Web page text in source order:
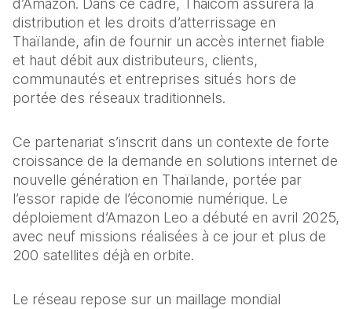
d’Amazon. Dans ce cadre, Thaicom assurera la
distribution et les droits d’atterrissage en
Thaïlande, afin de fournir un accès internet fiable
et haut débit aux distributeurs, clients,
communautés et entreprises situés hors de
portée des réseaux traditionnels.
Ce partenariat s’inscrit dans un contexte de forte
croissance de la demande en solutions internet de
nouvelle génération en Thaïlande, portée par
l’essor rapide de l’économie numérique. Le
déploiement d’Amazon Leo a débuté en avril 2025,
avec neuf missions réalisées à ce jour et plus de
200 satellites déjà en orbite.
Le réseau repose sur un maillage mondial